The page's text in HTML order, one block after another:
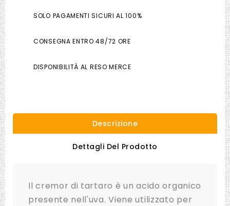
SOLO PAGAMENTI SICURI AL 100%
CONSEGNA ENTRO 48/72 ORE
DISPONIBILITÀ AL RESO MERCE
Descrizione
Dettagli Del Prodotto
Il cremor di tartaro è un acido organico
presente nell'uva. Viene utilizzato per